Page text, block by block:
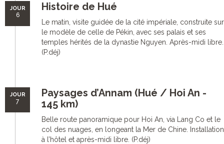
JOUR
6
Histoire de Hué
Le matin, visite guidée de la cité impériale, construite sur
le modèle de celle de Pékin, avec ses palais et ses
temples hérités de la dynastie Nguyen. Après-midi libre.
(P.déj)
JOUR
7
Paysages d’Annam (Hué / Hoi An -
145 km)
Belle route panoramique pour Hoi An, via Lang Co et le
col des nuages, en longeant la Mer de Chine. Installation
à l’hôtel et après-midi libre. (P.déj)